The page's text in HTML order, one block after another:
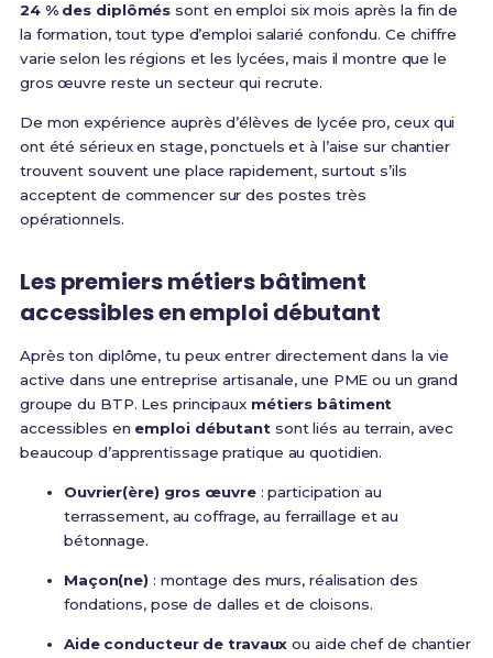
24 % des diplômés sont en emploi six mois après la fin de
la formation, tout type d’emploi salarié confondu. Ce chiffre
varie selon les régions et les lycées, mais il montre que le
gros œuvre reste un secteur qui recrute.
De mon expérience auprès d’élèves de lycée pro, ceux qui
ont été sérieux en stage, ponctuels et à l’aise sur chantier
trouvent souvent une place rapidement, surtout s’ils
acceptent de commencer sur des postes très
opérationnels.
Les premiers métiers bâtiment
accessibles en emploi débutant
Après ton diplôme, tu peux entrer directement dans la vie
active dans une entreprise artisanale, une PME ou un grand
groupe du BTP. Les principaux métiers bâtiment
accessibles en emploi débutantsont liés au terrain, avec
beaucoup d’apprentissage pratique au quotidien.
Ouvrier(ère) gros œuvre: participation au
terrassement, au coffrage, au ferraillage et au
bétonnage.
Maçon(ne) : montage des murs, réalisation des
fondations, pose de dalles et de cloisons.
Aide conducteur de travaux ou aide chef de chantier